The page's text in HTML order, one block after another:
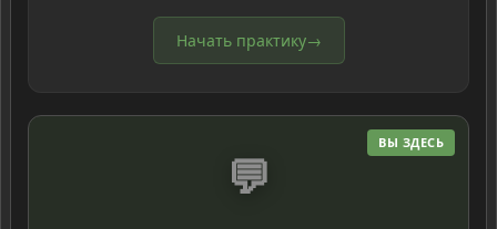
Начать практику→
ВЫ ЗДЕСЬ
💬